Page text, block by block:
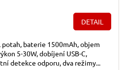
DETAIL
baterie 1500mAh, objem
5-30W, dobíjení USB-C,
detekce odporu, dva režimy...